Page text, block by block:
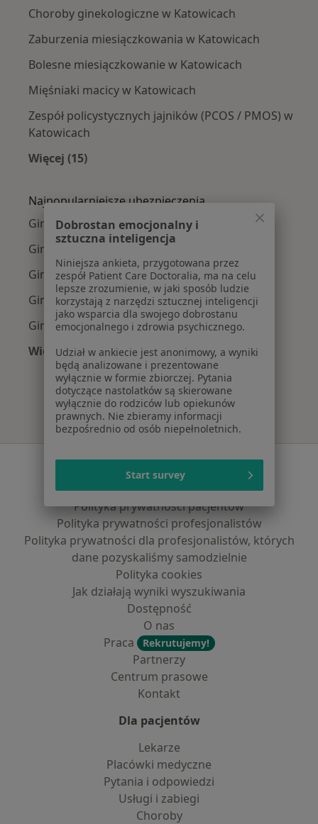
Choroby ginekologiczne w Katowicach
Zaburzenia miesiączkowania w Katowicach
Bolesne miesiączkowanie w Katowicach
Mięśniaki macicy w Katowicach
Zespół policystycznych jajników (PCOS / PMOS) w
Katowicach
Więcej (15)
Najpopularniejsze ubezpieczenia
Ginekolodzy z Allianz w Katowicach
Ginekolodzy z POLMED w Katowicach
Ginekolodzy z Signal Iduna w Katowicach
Ginekolodzy z NFZ w Katowicach
Ginekolodzy z Medica Polska w Katowicach
Więcej (13)
Więcej w kategorii: Najpopularniejsze
Serwis
Regulamin
Polityka prywatności pacjentów
Polityka prywatności profesjonalistów
Polityka prywatności dla profesjonalistów, których
dane pozyskaliśmy samodzielnie
Polityka cookies
Jak działają wyniki wyszukiwania
Dostępność
O nas
Praca
Rekrutujemy!
Partnerzy
Centrum prasowe
Kontakt
Dla pacjentów
Lekarze
Placówki medyczne
Pytania i odpowiedzi
Usługi i zabiegi
Choroby
Dobrostan emocjonalny i
sztuczna inteligencja
Niniejsza ankieta, przygotowana przez
zespół Patient Care Doctoralia, ma na celu
lepsze zrozumienie, w jaki sposób ludzie
korzystają z narzędzi sztucznej inteligencji
jako wsparcia dla swojego dobrostanu
emocjonalnego i zdrowia psychicznego.
Udział w ankiecie jest anonimowy, a wyniki
będą analizowane i prezentowane
wyłącznie w formie zbiorczej. Pytania
dotyczące nastolatków są skierowane
wyłącznie do rodziców lub opiekunów
prawnych. Nie zbieramy informacji
bezpośrednio od osób niepełnoletnich.
Start survey